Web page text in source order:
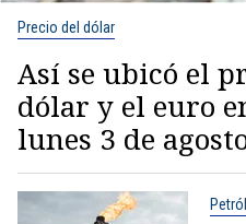
Precio del dólar
Así se ubicó el
dólar y el euro
lunes 3 de